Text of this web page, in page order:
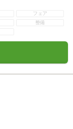
フェア
整備